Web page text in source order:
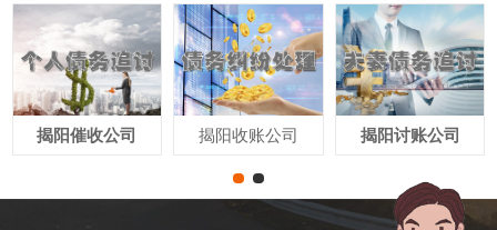
揭阳催收公司 揭阳收账公司 揭阳讨账公司